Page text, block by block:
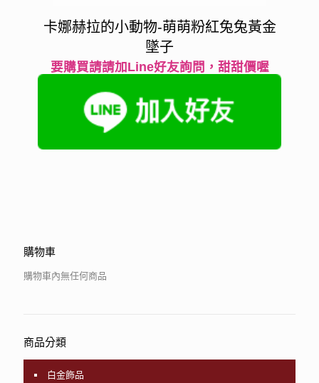
卡娜赫拉的小動物-萌萌粉紅兔兔黃金
墜子
要購買請請加Line好友詢問，甜甜價喔
購物車
購物車內無任何商品
商品分類
白金飾品